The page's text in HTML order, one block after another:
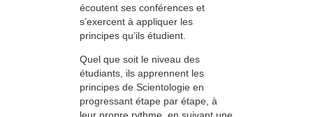
écoutent ses conférences et
s’exercent à appliquer les
principes qu’ils étudient.
Quel que soit le niveau des
étudiants, ils apprennent les
principes de Scientologie en
progressant étape par étape, à